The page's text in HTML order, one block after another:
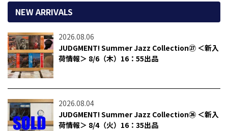
NEW ARRIVALS
2026.08.06
JUDGMENT! Summer Jazz Collection㉗ ＜新入
荷情報＞ 8/6（木）16：55出品
2026.08.04
JUDGMENT! Summer Jazz Collection㉖ ＜新入
荷情報＞ 8/4（火）16：35出品